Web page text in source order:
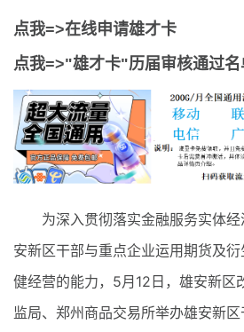
点我=>在线申请雄才卡
点我=>"雄才卡"历届审核通过名
为深入贯彻落实金融服务实体
安新区干部与重点企业运用期货及
健经营的能力，5月12日，雄安新区
监局、郑州商品交易所举办雄安新